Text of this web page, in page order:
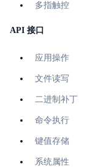
多指触控
API 接口
应用操作
文件读写
二进制补丁
命令执行
键值存储
系统属性